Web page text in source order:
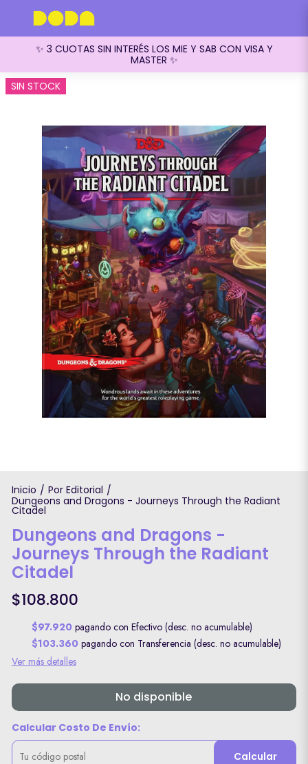
✨ 3 CUOTAS SIN INTERÉS LOS MIE Y SAB CON VISA Y
MASTER ✨
SIN STOCK
Inicio / Por Editorial /
Dungeons and Dragons - Journeys Through the Radiant
Citadel
Dungeons and Dragons -
Journeys Through the Radiant
Citadel
$108.800
$97.920 pagando con Efectivo (desc. no acumulable)
$103.360 pagando con Transferencia (desc. no acumulable)
Ver más detalles
No disponible
Calcular Costo De Envío:
Calcular